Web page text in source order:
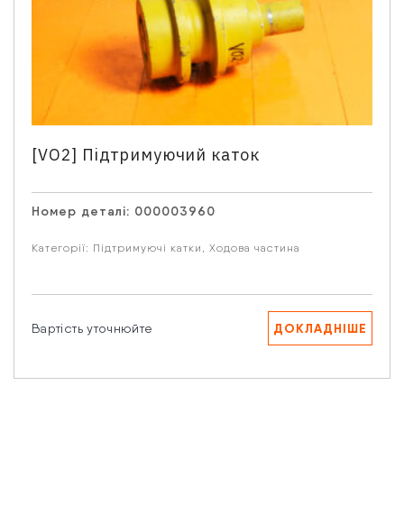
[VO2] Підтримуючий каток
Номер деталі: 000003960
Категорії: Підтримуючі катки , Ходова частина
Вартість уточнюйте ДОКЛАДНІШЕ
Ім'я*
Email
Ваше запитання
Натискаючи кнопку “Надіслати” Ви даєте згоду на